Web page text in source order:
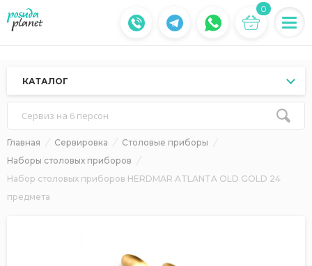
0
КАТАЛОГ
Сервиз на 6 персон
Главная Сервировка
Столовые приборы
Наборы столовых приборов
Набор столовых приборов HERDMAR ATLANTA OLD GOLD 24
предмета